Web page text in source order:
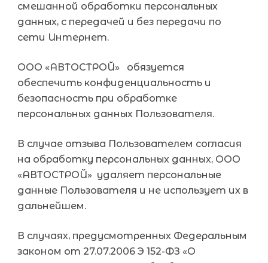
смешанной обработки персональных
данных, c передачей и без передачи по
сети Интернет.
ООО «АВТОСТРОЙ» обязуется
обеспечить конфиденциальность и
безопасность при обработке
персональных данных Пользователя.
В случае отзыва Пользователем согласия
на обработку персональных данных, ООО
«АВТОСТРОЙ» удаляет персональные
данные Пользователя и не использует их в
дальнейшем.
В случаях, предусмотренных Федеральным
законом от 27.07.2006 Э 152-ФЗ «О